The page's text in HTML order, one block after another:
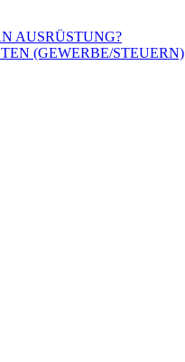
AUSRÜSTUNG?
(GEWERBE/STEUERN)